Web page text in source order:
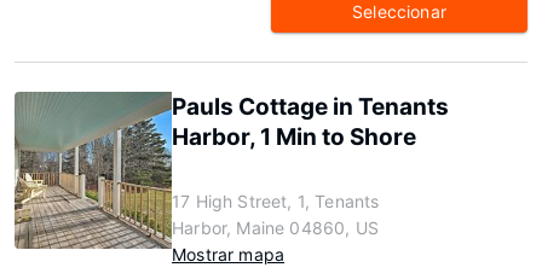
Seleccionar
Pauls Cottage in Tenants
Harbor, 1 Min to Shore
17 High Street, 1, Tenants
Harbor, Maine 04860, US
Mostrar mapa